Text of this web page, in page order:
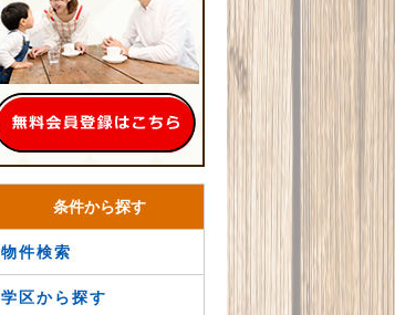
条件から探す
物件検索
学区から探す